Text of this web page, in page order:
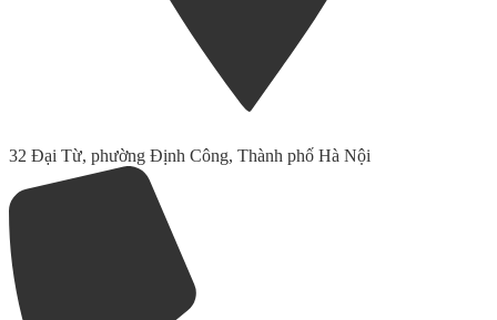
32 Đại Từ, phường Định Công, Thành phố Hà Nội